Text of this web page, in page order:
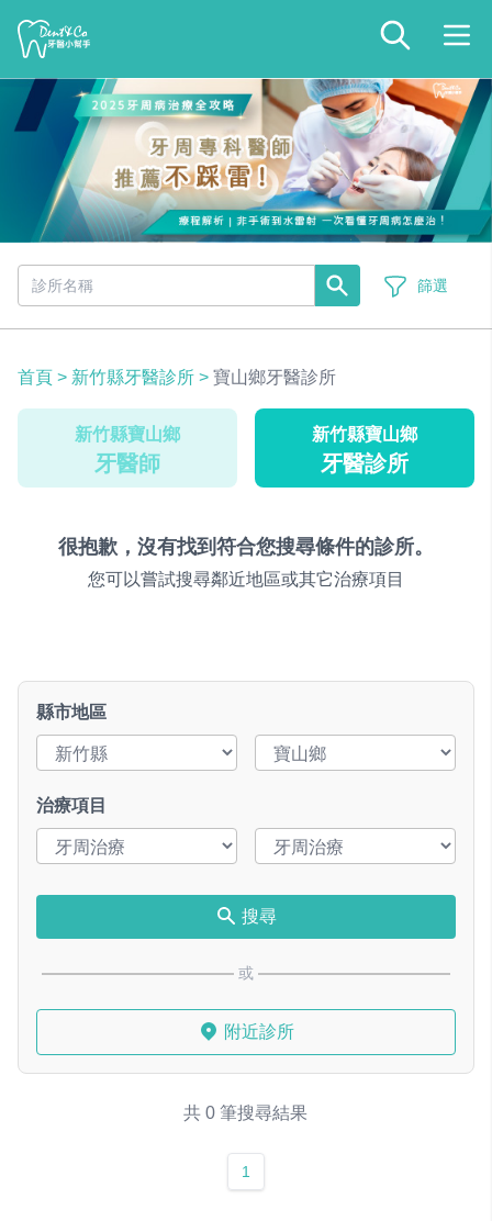
篩選
首頁 > 新竹縣牙醫診所 > 寶山鄉牙醫診所
新竹縣寶山鄉
牙醫師
新竹縣寶山鄉
牙醫診所
很抱歉，沒有找到符合您搜尋條件的診所。
您可以嘗試搜尋鄰近地區或其它治療項目
縣市地區
治療項目
搜尋
或
附近診所
共 0 筆搜尋結果
1